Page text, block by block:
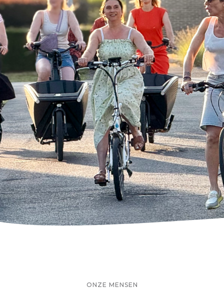
ONZE MENSEN